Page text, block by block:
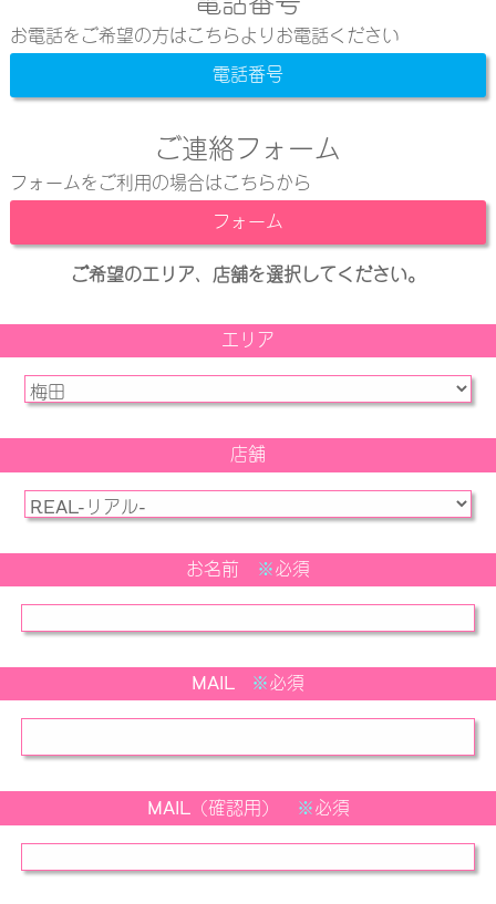
お電話をご希望の方はこちらよりお電話ください
電話番号
ご連絡フォーム
フォームをご利用の場合はこちらから
フォーム
ご希望のエリア、店舗を選択してください。
エリア
店舗
お名前 ※必須
MAIL ※必須
MAIL（確認用） ※必須